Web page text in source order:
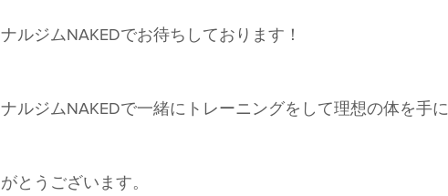
ルジムNAKEDでお待ちしております！
ルジムNAKEDで一緒にトレーニングをして理想の体を手に
とうございます。